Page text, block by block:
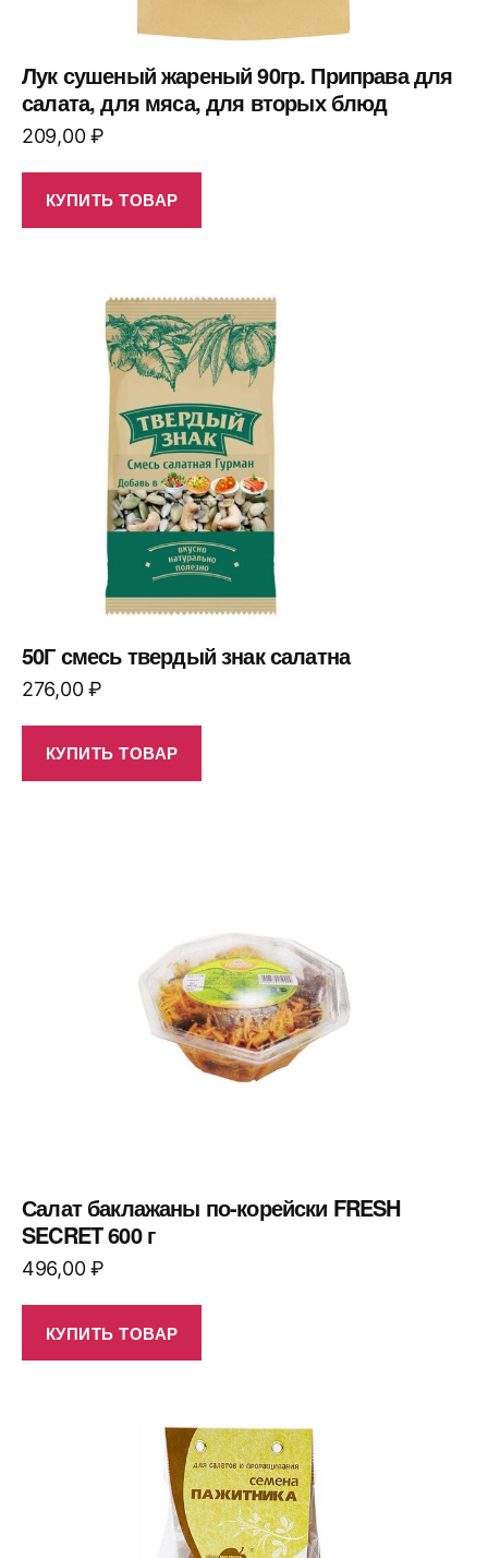
Лук сушеный жареный 90гр. Приправа для
салата, для мяса, для вторых блюд
209,00₽
КУПИТЬ ТОВАР
50Г смесь твердый знак салатна
276,00₽
КУПИТЬ ТОВАР
Салат баклажаны по-корейски FRESH
SECRET 600 г
496,00₽
КУПИТЬ ТОВАР